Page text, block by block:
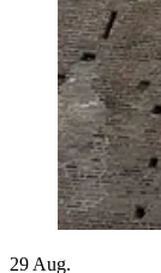
29 Aug.